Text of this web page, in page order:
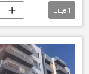
Еще 1